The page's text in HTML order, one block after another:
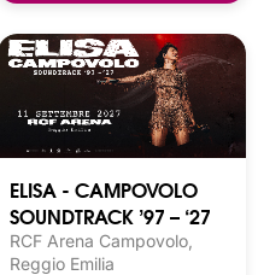
ELISA - CAMPOVOLO
SOUNDTRACK ’97 – ‘27
RCF Arena Campovolo,
Reggio Emilia